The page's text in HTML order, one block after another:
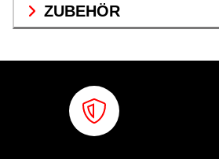
ZUBEHÖR